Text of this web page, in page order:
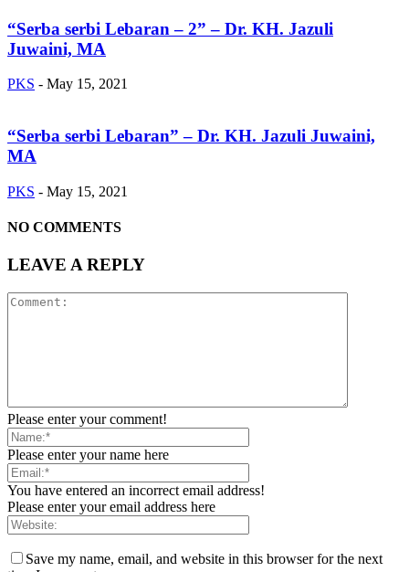
“Serba serbi Lebaran – 2” – Dr. KH. Jazuli
Juwaini, MA
PKS - May 15, 2021
“Serba serbi Lebaran” – Dr. KH. Jazuli Juwaini,
MA
PKS - May 15, 2021
NO COMMENTS
LEAVE A REPLY
Please enter your comment!
Please enter your name here
You have entered an incorrect email address!
Please enter your email address here
Save my name, email, and website in this browser for the next